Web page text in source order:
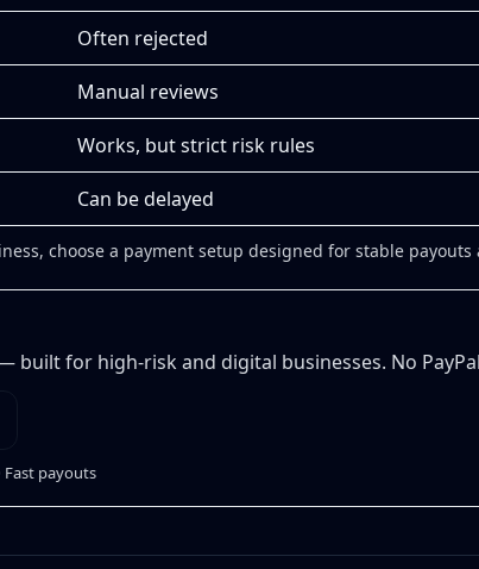
Often rejected
Manual reviews
Works, but strict risk rules
Can be delayed
choose a payment setup designed for stable
built for high-risk and digital businesses. No
Fast payouts